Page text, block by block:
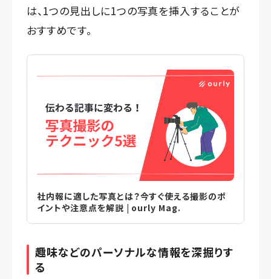
は、1つの見出しに1つの写真を挿入することが
おすすめです。
社内報に適した写真とは？今すぐ使える撮影のポ
イントや注意点を解説 | ourly Mag.
趣味などのパーソナルな情報を深掘りす
る